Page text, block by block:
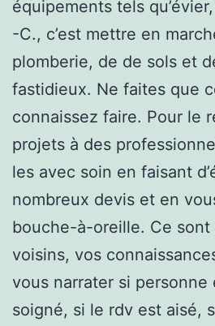
équipements tels
-C., c’est mettre en
plomberie, de de sols et
fastidieux. Ne faites que
connaissez faire. Pour le
projets à des
les avec soin en faisant
nombreux devis et en
bouche-à-oreille. Ce sont
voisins, vos
vous narrater si
soigné, si le rdv est aisé,